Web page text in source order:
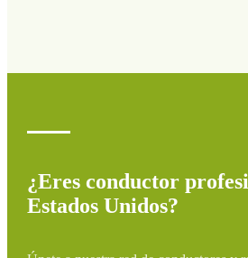
¿Eres conductor
Estados Unidos?